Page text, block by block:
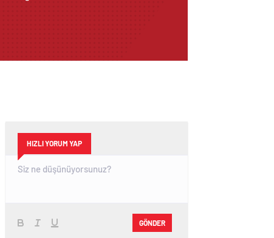
HIZLI YORUM YAP
GÖNDER